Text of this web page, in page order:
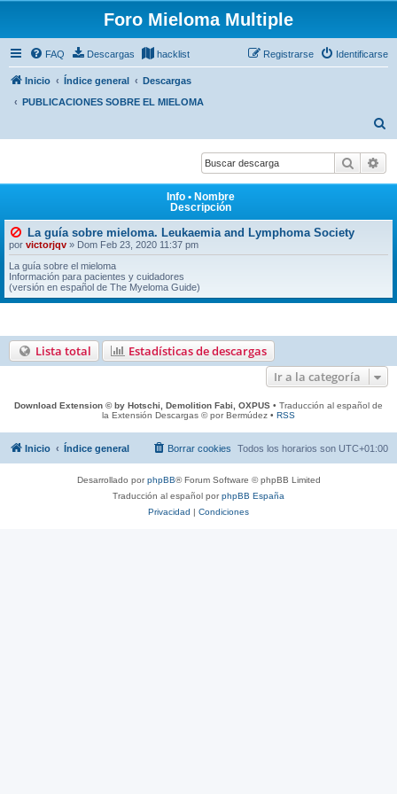
Foro Mieloma Multiple
FAQ Descargas hacklist Identificarse
Registrarse
Inicio Índice general
Descargas
PUBLICACIONES SOBRE EL MIELOMA
c
Buscar
Info • Nombre
Descripción
La guía sobre mieloma. Leukaemia and Lymphoma Society
por victorjqv » Dom Feb 23, 2020 11:37 pm
La guía sobre el mieloma
Información para pacientes y cuidadores
(versión en español de The Myeloma Guide)
Lista total
Estadísticas de descargas
Ir a la categoría
Download Extension © by Hotschi, Demolition Fabi, OXPUS • Traducción al español de
la Extensión Descargas © por Bermúdez • RSS
Inicio Índice general Todos los horarios son UTC+01:00
Borrar cookies
Desarrollado porphpBB® Forum Software © phpBB Limited
Traducción al español porphpBB España
Privacidad | Condiciones